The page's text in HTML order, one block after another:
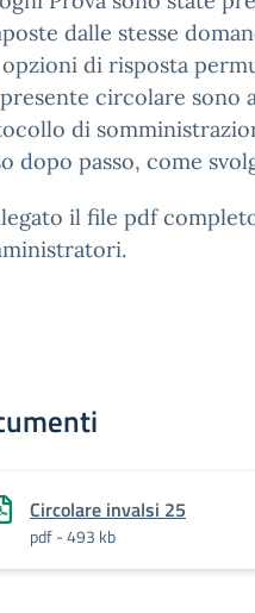
dalle stesse
di risposta
circolare sono
di
dopo passo, come
il file pdf
Circolare invalsi 25
pdf - 493 kb